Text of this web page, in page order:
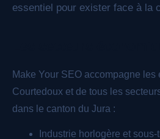
essentiel pour exister face à la
Make Your SEO accompagne les
Courtedoux et de tous les
dans le canton du Jura :
Industrie horlogère et sous-